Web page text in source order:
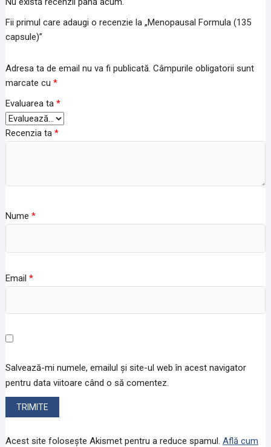
Fii primul care adaugi o recenzie la „Menopausal Formula (135
capsule)”
Adresa ta de email nu va fi publicată. Câmpurile obligatorii sunt
marcate cu *
Evaluarea ta *
Recenzia ta *
Nume *
Email *
Salvează-mi numele, emailul și site-ul web în acest navigator
pentru data viitoare când o să comentez.
Acest site folosește Akismet pentru a reduce spamul. Află cum